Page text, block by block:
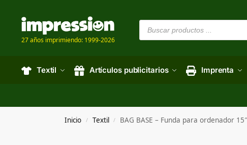
27 años imprimiendo: 1999-2026
Textil Artículos publicitarios Imprenta
Inicio / Textil / BAG BASE – Funda para ordenador 15″